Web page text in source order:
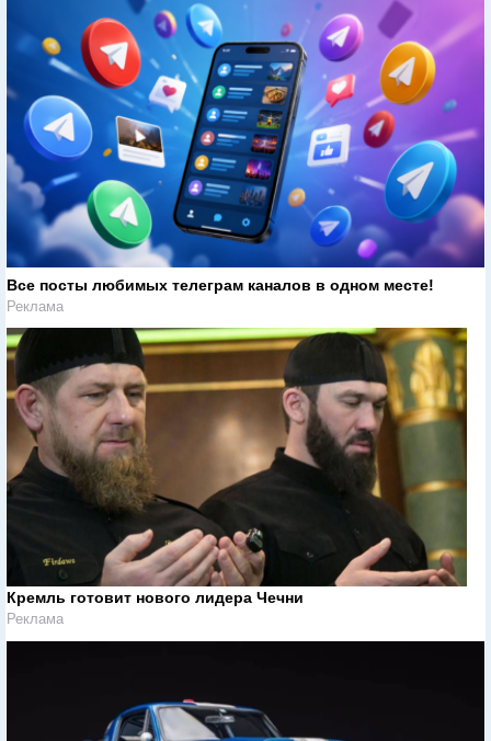
Все посты любимых телеграм каналов в одном месте!
Реклама
Кремль готовит нового лидера Чечни
Реклама